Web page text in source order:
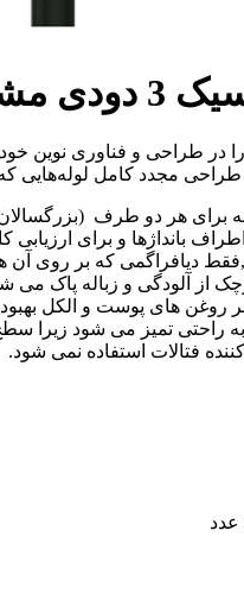
5811
کامل لوله‌هایی که
برای هر دو طرف
بانداژها و برای ارزیابی
دیافراگمی که بر روی آن
از آلودگی و زباله پاک می
روغن های پوست و الکل
به راحتی تمیز می شود
فتالات استفاده نمی شود.